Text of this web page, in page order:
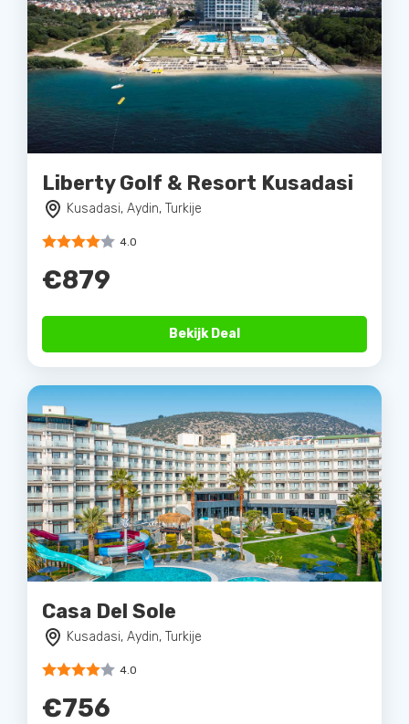
Liberty Golf & Resort Kusadasi
Kusadasi, Aydin, Turkije
4.0
€879
Bekijk Deal
Casa Del Sole
Kusadasi, Aydin, Turkije
4.0
€756